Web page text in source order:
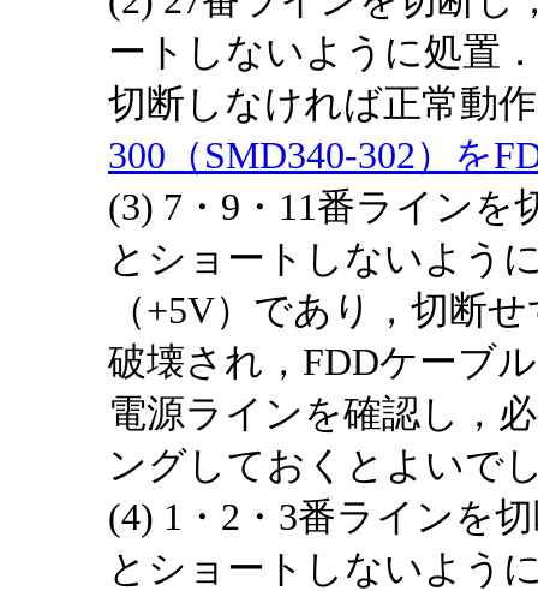
ートしないように処置
切断しなければ正常動
300（SMD340-302）を
(3) 7・9・11番ライン
とショートしないよう
（+5V）であり，切断
破壊され，FDDケーブ
電源ラインを確認し，
ングしておくとよいで
(4) 1・2・3番ラインを
とショートしないよう